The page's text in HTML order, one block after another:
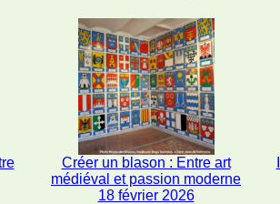
Créer un blason : Entre art
médiéval et passion moderne
18 février 2026